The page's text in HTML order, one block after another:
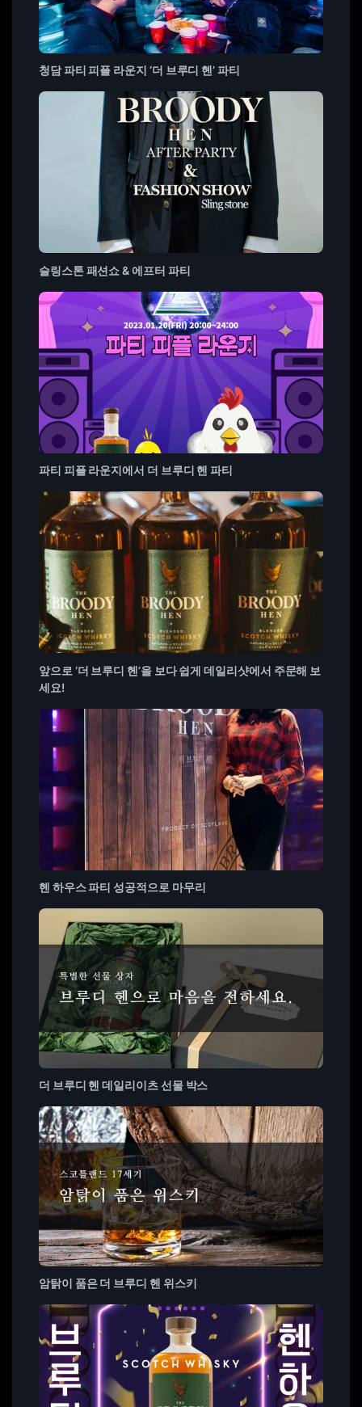
청담 파티 피플 라운지 ‘더 브루디 헨’ 파티
슬링스톤 패션쇼 & 에프터 파티
파티 피플 라운지에서 더 브루디 헨 파티
앞으로 ‘더 브루디 헨’을 보다 쉽게 데일리샷에서 주문해 보
세요!
헨 하우스 파티 성공적으로 마무리
더 브루디 헨 데일리이츠 선물 박스
암탉이 품은 더 브루디 헨 위스키